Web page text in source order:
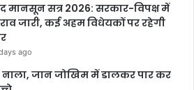
मानसून सत्र 2026: सरकार-विपक्ष में
जारी, कई अहम विधेयकों पर रहेगी
ago
जान जोखिम में डालकर पार कर